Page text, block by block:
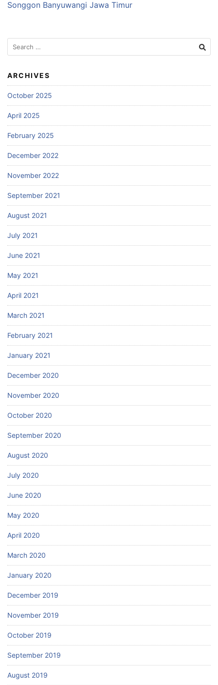
Songgon Banyuwangi Jawa Timur
Search
for:
ARCHIVES
October 2025
April 2025
February 2025
December 2022
November 2022
September 2021
August 2021
July 2021
June 2021
May 2021
April 2021
March 2021
February 2021
January 2021
December 2020
November 2020
October 2020
September 2020
August 2020
July 2020
June 2020
May 2020
April 2020
March 2020
January 2020
December 2019
November 2019
October 2019
September 2019
August 2019